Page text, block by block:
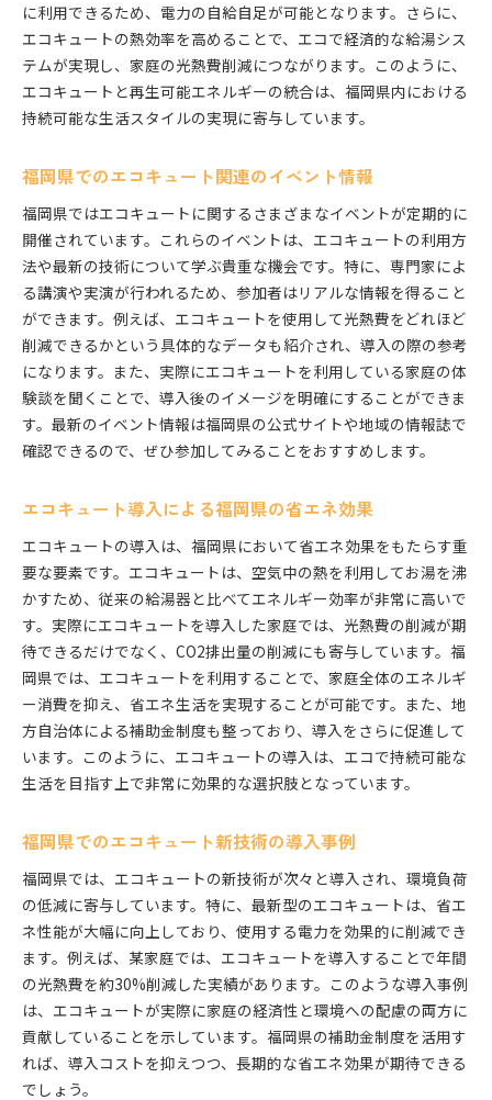
に利用できるため、電力の自給自足が可能となります。さらに、
エコキュートの熱効率を高めることで、エコで経済的な給湯シス
テムが実現し、家庭の光熱費削減につながります。このように、
エコキュートと再生可能エネルギーの統合は、福岡県内における
持続可能な生活スタイルの実現に寄与しています。
福岡県でのエコキュート関連のイベント情報
福岡県ではエコキュートに関するさまざまなイベントが定期的に
開催されています。これらのイベントは、エコキュートの利用方
法や最新の技術について学ぶ貴重な機会です。特に、専門家によ
る講演や実演が行われるため、参加者はリアルな情報を得ること
ができます。例えば、エコキュートを使用して光熱費をどれほど
削減できるかという具体的なデータも紹介され、導入の際の参考
になります。また、実際にエコキュートを利用している家庭の体
験談を聞くことで、導入後のイメージを明確にすることができま
す。最新のイベント情報は福岡県の公式サイトや地域の情報誌で
確認できるので、ぜひ参加してみることをおすすめします。
エコキュート導入による福岡県の省エネ効果
エコキュートの導入は、福岡県において省エネ効果をもたらす重
要な要素です。エコキュートは、空気中の熱を利用してお湯を沸
かすため、従来の給湯器と比べてエネルギー効率が非常に高いで
す。実際にエコキュートを導入した家庭では、光熱費の削減が期
待できるだけでなく、CO2排出量の削減にも寄与しています。福
岡県では、エコキュートを利用することで、家庭全体のエネルギ
ー消費を抑え、省エネ生活を実現することが可能です。また、地
方自治体による補助金制度も整っており、導入をさらに促進して
います。このように、エコキュートの導入は、エコで持続可能な
生活を目指す上で非常に効果的な選択肢となっています。
福岡県でのエコキュート新技術の導入事例
福岡県では、エコキュートの新技術が次々と導入され、環境負荷
の低減に寄与しています。特に、最新型のエコキュートは、省エ
ネ性能が大幅に向上しており、使用する電力を効果的に削減でき
ます。例えば、某家庭では、エコキュートを導入することで年間
の光熱費を約30%削減した実績があります。このような導入事例
は、エコキュートが実際に家庭の経済性と環境への配慮の両方に
貢献していることを示しています。福岡県の補助金制度を活用す
れば、導入コストを抑えつつ、長期的な省エネ効果が期待できる
でしょう。